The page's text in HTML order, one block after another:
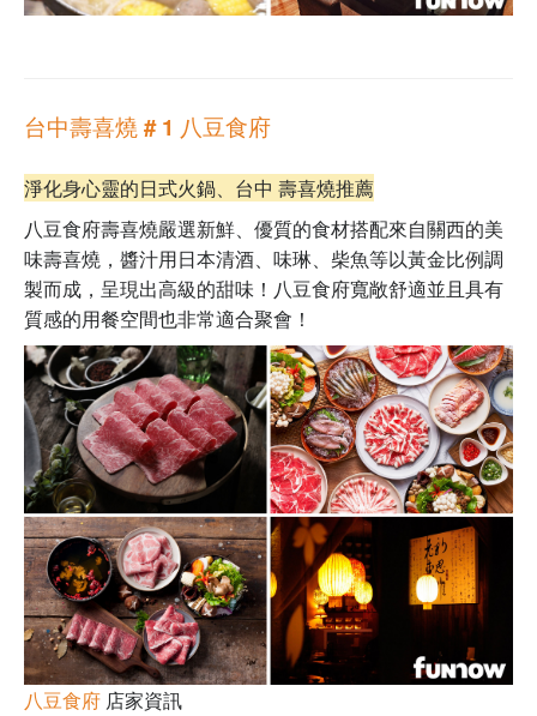
台中壽喜燒 # 1 八豆食府
淨化身心靈的日式火鍋、台中 壽喜燒推薦
八豆食府壽喜燒嚴選新鮮、優質的食材搭配來自關西的美
味壽喜燒，醬汁用日本清酒、味琳、柴魚等以黃金比例調
製而成，呈現出高級的甜味！八豆食府寬敞舒適並且具有
質感的用餐空間也非常適合聚會！
八豆食府 店家資訊